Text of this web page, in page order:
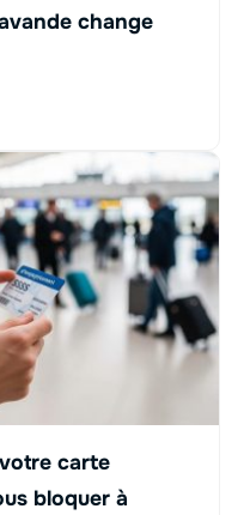
change
carte
bloquer à